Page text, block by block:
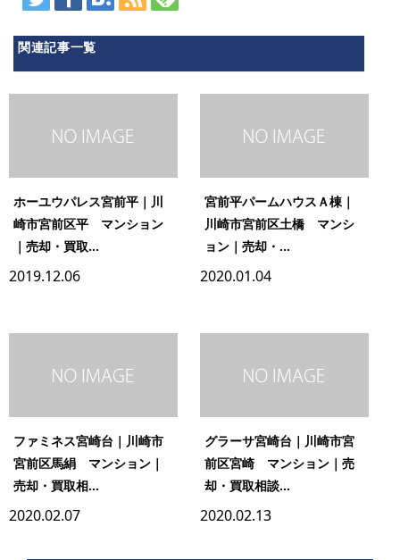
関連記事一覧
ホーユウパレス宮前平｜川
崎市宮前区平 マンション
｜売却・買取...
2019.12.06
宮前平パームハウスＡ棟｜
川崎市宮前区土橋 マンシ
ョン｜売却・...
2020.01.04
ファミネス宮崎台｜川崎市
宮前区馬絹 マンション｜
売却・買取相...
2020.02.07
グラーサ宮崎台｜川崎市宮
前区宮崎 マンション｜売
却・買取相談...
2020.02.13